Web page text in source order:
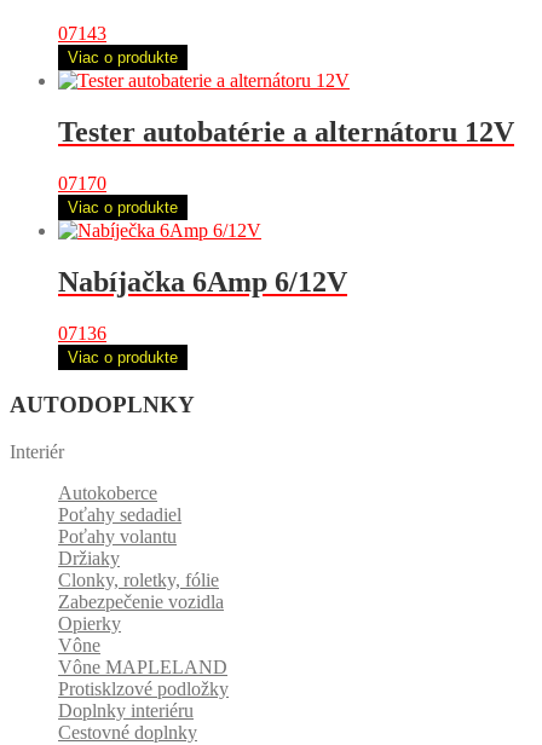
07143
Viac o produkte
Tester autobatérie a alternátoru 12V
07170
Viac o produkte
Nabíjačka 6Amp 6/12V
07136
Viac o produkte
AUTODOPLNKY
Interiér
Autokoberce
Poťahy sedadiel
Poťahy volantu
Držiaky
Clonky, roletky, fólie
Zabezpečenie vozidla
Opierky
Vône
Vône MAPLELAND
Protisklzové podložky
Doplnky interiéru
Cestovné doplnky